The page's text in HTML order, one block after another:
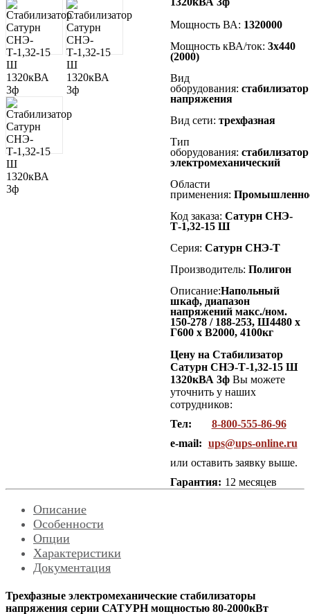
Мощность ВА: 1320000
Мощность кВА/ток: 3х440
(2000)
Вид
оборудования: стабилизатор
напряжения
Вид сети: трехфазная
Тип
оборудования: стабилизатор
электромеханический
Области
применения:
Код заказа: Сатурн СНЭ-
Т-1,32-15 Ш
Серия: Сатурн СНЭ-Т
Производитель: Полигон
Описание:Напольный
шкаф, диапазон
напряжений макс./ном.
150-278 / 188-253, Ш4480 x
Г600 x В2000, 4100кг
Цену на Стабилизатор
Сатурн СНЭ-Т-1,32-15 Ш
1320кВА 3ф Вы можете
уточнить у наших
сотрудников:
Тел:
8-800-555-86-96
e-mail: ups@ups-online.ru
или оставить заявку выше.
Гарантия: 12 месяцев
Описание
Особенности
Опции
Характеристики
Документация
Трехфазные электромеханические стабилизаторы
напряжения серии САТУРН мощностью 80-2000кВт